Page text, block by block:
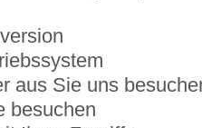
aus Sie uns
besuchen